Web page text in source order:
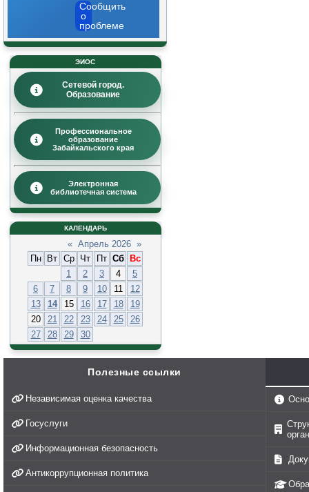
Сообщить
о
проблеме
ЭИОС
Сетевой город.
Образование
Профессиональное
образование
Забайкальского края
Электронная
библиотечная система
КАЛЕНДАРЬ
« Апрель 2026 »
Пн
Вт Ср Чт Пт Сб
Вс
1
2 3 4
5
6
7 8 9 10 11
12
13
14 15 16 17 18
19
20
21 22 23 24 25
26
27
28 29 30
Полезные ссылки
Независимая оценка качества
Госуслуги
Информационная безопасность
Антикоррупционная политика